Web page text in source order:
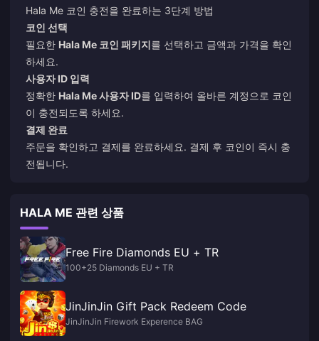
Hala Me 코인 충전을 완료하는 3단계 방법
코인 선택
필요한 Hala Me 코인 패키지를 선택하고 금액과 가격을 확인
하세요.
사용자 ID 입력
정확한 Hala Me 사용자 ID를 입력하여 올바른 계정으로 코인
이 충전되도록 하세요.
결제 완료
주문을 확인하고 결제를 완료하세요. 결제 후 코인이 즉시 충
전됩니다.
HALA ME 관련 상품
Free Fire Diamonds EU + TR
100+25 Diamonds EU + TR
JinJinJin Gift Pack Redeem Code
JinJinJin Firework Experence BAG